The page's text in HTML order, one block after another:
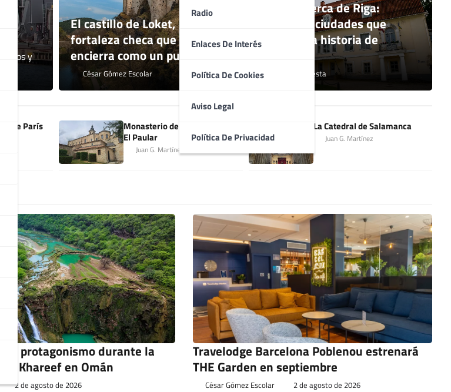
Radio
Enlaces De Interés
Política De Cookies
Aviso Legal
Política De Privacidad
lagos y
El castillo de Loket, la
fortaleza checa que un río
encierra como un puño
César Gómez Escolar
Qué ver cerca de Riga:
pueblos y ciudades que
explican la historia de
Santiago Cuesta
de París
Monasterio de Santa María de
El Paular
Juan G. Martínez
La Catedral de Salamanca
Juan G. Martínez
protagonismo durante la
Khareef en Omán
2 de agosto de 2026
Travelodge Barcelona Poblenou estrenará
THE Garden en septiembre
César Gómez Escolar 2 de agosto de 2026